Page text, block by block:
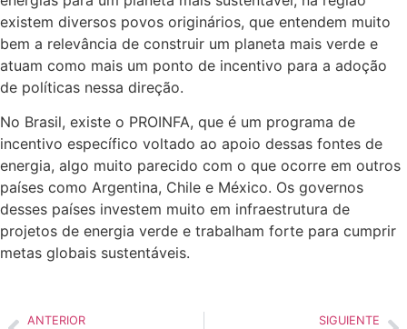
existem diversos povos originários, que entendem muito
bem a relevância de construir um planeta mais verde e
atuam como mais um ponto de incentivo para a adoção
de políticas nessa direção.
No Brasil, existe o PROINFA, que é um programa de
incentivo específico voltado ao apoio dessas fontes de
energia, algo muito parecido com o que ocorre em outros
países como Argentina, Chile e México. Os governos
desses países investem muito em infraestrutura de
projetos de energia verde e trabalham forte para cumprir
metas globais sustentáveis.
ANTERIOR SIGUIENTE